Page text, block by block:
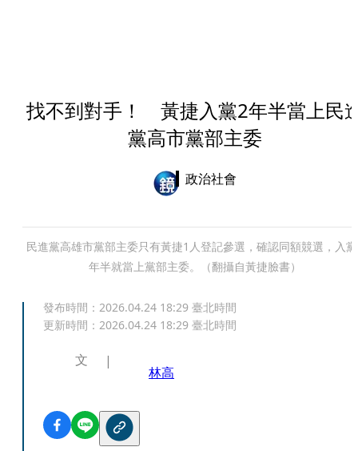
找不到對手！ 黃捷入黨2年半當上民
黨高市黨部主委
政治社會
民進黨高雄市黨部主委只有黃捷1人登記參選，確認同額競選，入
年半就當上黨部主委。（翻攝自黃捷 臉書）
發布時間： 2026.04.24 18:29 臺北時間
更新時間： 2026.04.24 18:29 臺北時間
文
林高